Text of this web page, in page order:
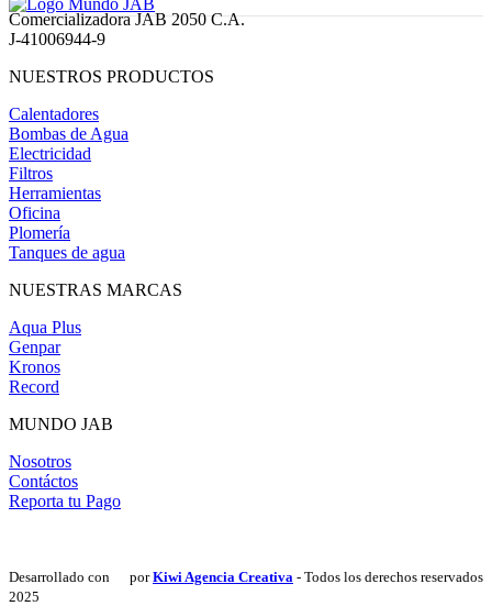
Comercializadora JAB 2050 C.A.
J-41006944-9
NUESTROS PRODUCTOS
Calentadores
Bombas de Agua
Electricidad
Filtros
Herramientas
Oficina
Plomería
Tanques de agua
NUESTRAS MARCAS
Aqua Plus
Genpar
Kronos
Record
MUNDO JAB
Nosotros
Contáctos
Reporta tu Pago
Desarrollado con porKiwi Agencia Creativa - Todos los derechos reservados
2025